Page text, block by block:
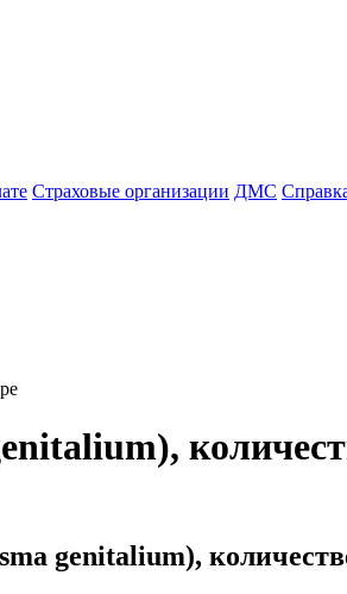
Страховые организации ДМС
genitalium),